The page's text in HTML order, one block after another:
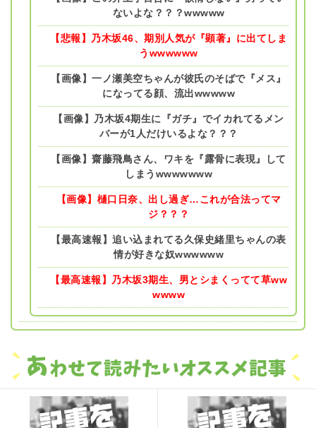
ないよな？？？wwwww
【悲報】乃木坂46、期別人気が『顕著』に出てしま
うwwwwww
【画像】一ノ瀬美空ちゃんが彼氏のそばで『メス』
になってる顔、流出wwwww
【画像】乃木坂4期生に『ガチ』でイカれてるメン
バーが1人だけいるよな？？？
【画像】齋藤飛鳥さん、ワキを『露骨に表現』して
しまうwwwwwww
【画像】樋口日奈、出し過ぎ…これが合法ってマ
ジ？？？
【最高速報】追い込まれてる久保史緒里ちゃんの表
情が好きな奴wwwwww
【最高速報】乃木坂3期生、男とシまくってて草ww
wwww